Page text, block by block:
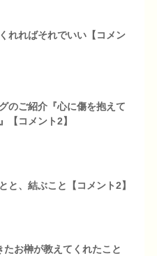
れればそれでいい【コメン
のご紹介『心に傷を抱えて
【コメント2】
と、結ぶこと【コメント2】
たお榊が教えてくれたこと